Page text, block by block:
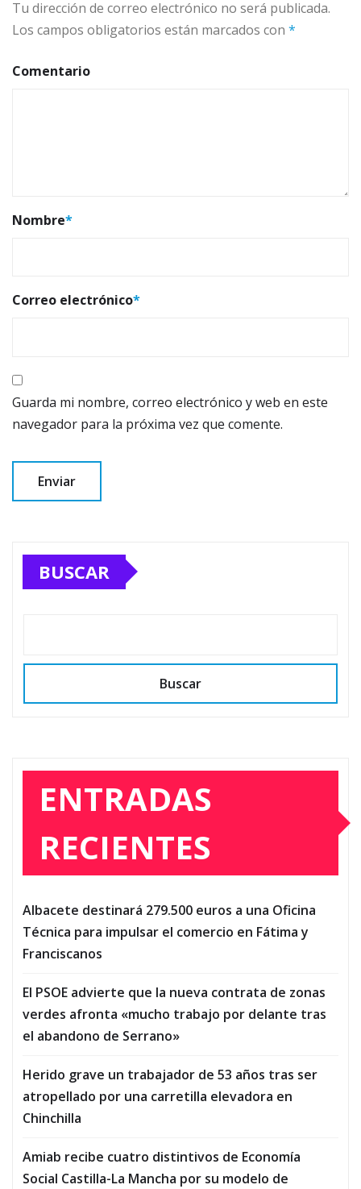
Tu dirección de correo electrónico no será publicada.
Los campos obligatorios están marcados con *
Comentario
Nombre*
Correo electrónico*
Guarda mi nombre, correo electrónico y web en este
navegador para la próxima vez que comente.
BUSCAR
Buscar
ENTRADAS
RECIENTES
Albacete destinará 279.500 euros a una Oficina
Técnica para impulsar el comercio en Fátima y
Franciscanos
El PSOE advierte que la nueva contrata de zonas
verdes afronta «mucho trabajo por delante tras
el abandono de Serrano»
Herido grave un trabajador de 53 años tras ser
atropellado por una carretilla elevadora en
Chinchilla
Amiab recibe cuatro distintivos de Economía
Social Castilla-La Mancha por su modelo de